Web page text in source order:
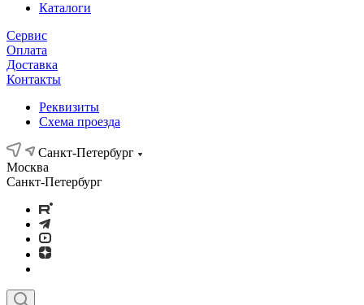
Каталоги
Сервис
Оплата
Доставка
Контакты
Реквизиты
Схема проезда
Санкт-Петербург
Москва
Санкт-Петербург